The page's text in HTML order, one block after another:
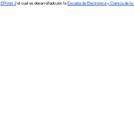
EPrints 3el cual es desarrollado por la Escuela de Electrónica y Ciencia de la